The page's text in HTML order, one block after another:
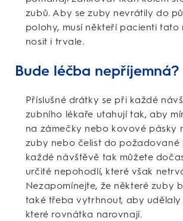
zubů. Aby se zuby nevrátily do
polohy, musí někteří pacienti tato
nosit i trvale.
Bude léčba nepříjemná?
Příslušné drátky se při každé
zubního lékaře utahují tak, aby
na zámečky nebo kovové pásky
zuby nebo čelist do požadované
každé návštěvě tak můžete
určité nepohodlí, které však
Nezapomínejte, že některé zuby
také třeba vytrhnout, aby udělaly
které rovnátka narovnají.